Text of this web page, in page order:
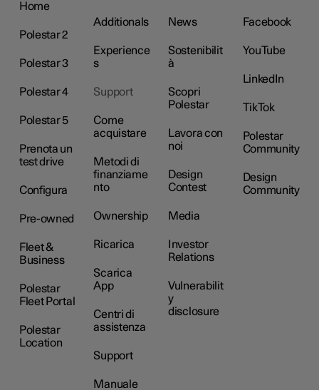
Home
Polestar 2
Polestar 3
Polestar 4
Polestar 5
Prenota un
test drive
Configura
Pre-owned
Fleet &
Business
Polestar
Fleet Portal
Polestar
Location
Additionals
Experience
s
Support
Come
acquistare
Metodi di
finanziame
nto
Ownership
Ricarica
Scarica
App
Centri di
assistenza
Support
Manuale
News
Sostenibilit
à
Scopri
Polestar
Lavora con
noi
Design
Contest
Media
Investor
Relations
Vulnerabilit
y
disclosure
Facebook
YouTube
LinkedIn
TikTok
Polestar
Community
Design
Community